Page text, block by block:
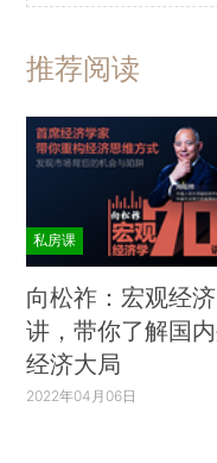
推荐阅读
私房课
向松祚：宏观经
讲，带你了解国
经济大局
2022年04月06日